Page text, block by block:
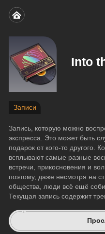
Into
Записи
Запись, которую можно
экспресса. Это может быть
подарок от кого-то другого.
всплывают самые разные
встречи, прикосновения и
поэтому, даже несмотря на
общества, люди всё ещё
Текущая запись содержит